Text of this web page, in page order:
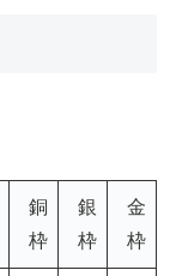
銅
枠
銀
枠
金
枠